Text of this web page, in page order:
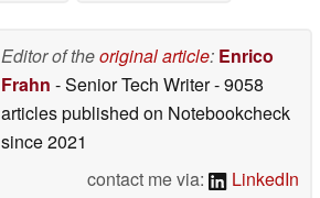
Editor of theoriginal article: Enrico
Frahn - Senior Tech Writer- 9058
articles published on Notebookcheck
since 2021
contact me via:
LinkedIn